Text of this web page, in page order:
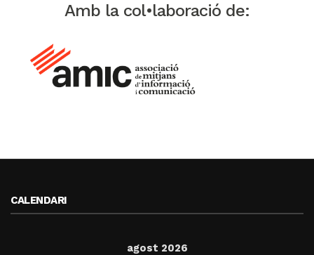
Amb la col•laboració de:
CALENDARI
agost 2026